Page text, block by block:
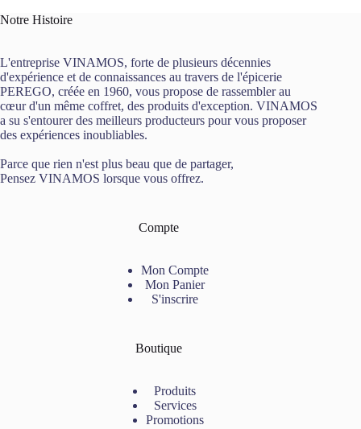
Notre Histoire
L'entreprise VINAMOS, forte de plusieurs décennies
d'expérience et de connaissances au travers de l'épicerie
PEREGO, créée en 1960, vous propose de rassembler au
cœur d'un même coffret, des produits d'exception. VINAMOS
a su s'entourer des meilleurs producteurs pour vous proposer
des expériences inoubliables.
Parce que rien n'est plus beau que de partager,
Pensez VINAMOS lorsque vous offrez.
Compte
Mon Compte
Mon Panier
S'inscrire
Boutique
Produits
Services
Promotions